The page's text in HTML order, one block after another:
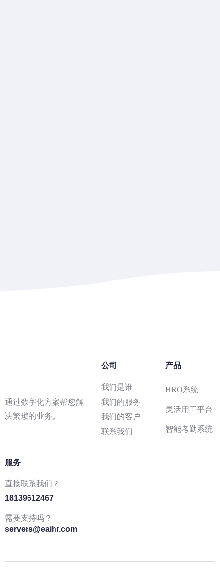
通过创新战略为您的公司提供动
通过数字化方案帮您解
决繁琐的业务。
公司
我们是谁
我们的服务
我们的客户
联系我们
产品
HRO系统
灵活用工平台
智能考勤系统
服务
直接联系我们？
18139612467
需要支持吗？
servers@eaihr.com